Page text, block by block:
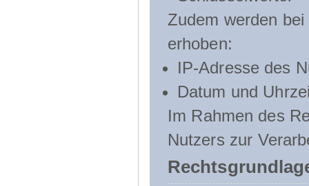
Zudem werden
erhoben:
IP-Adresse des
Datum und
Im Rahmen des
Nutzers zur